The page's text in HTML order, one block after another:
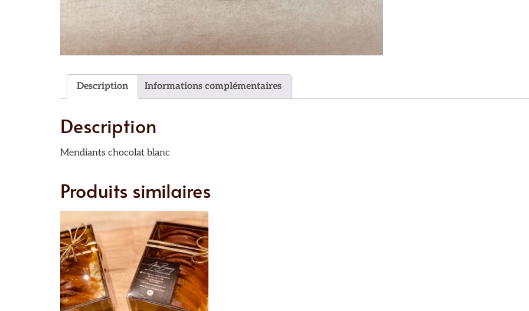
Description Informations complémentaires
Description
Mendiants chocolat blanc
Produits similaires